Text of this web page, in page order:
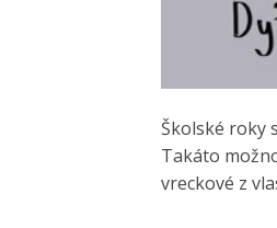
Školské roky
Takáto
vreckové z